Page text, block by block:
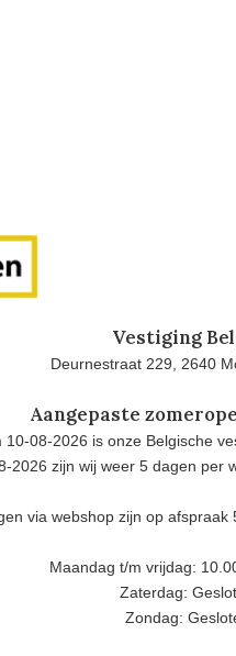
Vestiging
Deurnestraat 229, 2640
Aangepaste
08-2026 is onze Belgische
2026 zijn wij weer 5 dagen per
via webshop zijn op
Maandag t/m vrijdag:
Zaterdag:
Zondag: